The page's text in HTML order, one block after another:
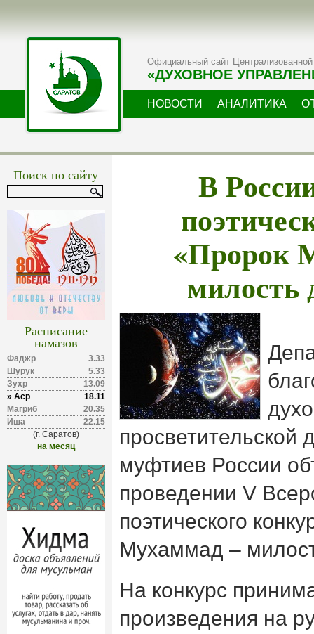
Официальный сайт Централизованной
«ДУХОВНОЕ
НОВОСТИ АНАЛИТИКА
Поиск по сайту
Расписание
намазов
Фаджр
3.33
Шурук
5.33
Зухр
13.09
» Аср
18.11
Магриб
20.35
Иша
22.15
(г. Саратов)
на месяц
В
«Пророк
милость
просветительской
муфтиев России
проведении V
поэтического
Мухаммад –
На конкурс
произведения на